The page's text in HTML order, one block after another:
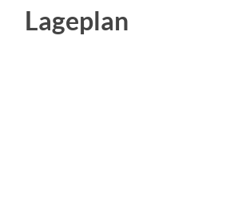
Lageplan